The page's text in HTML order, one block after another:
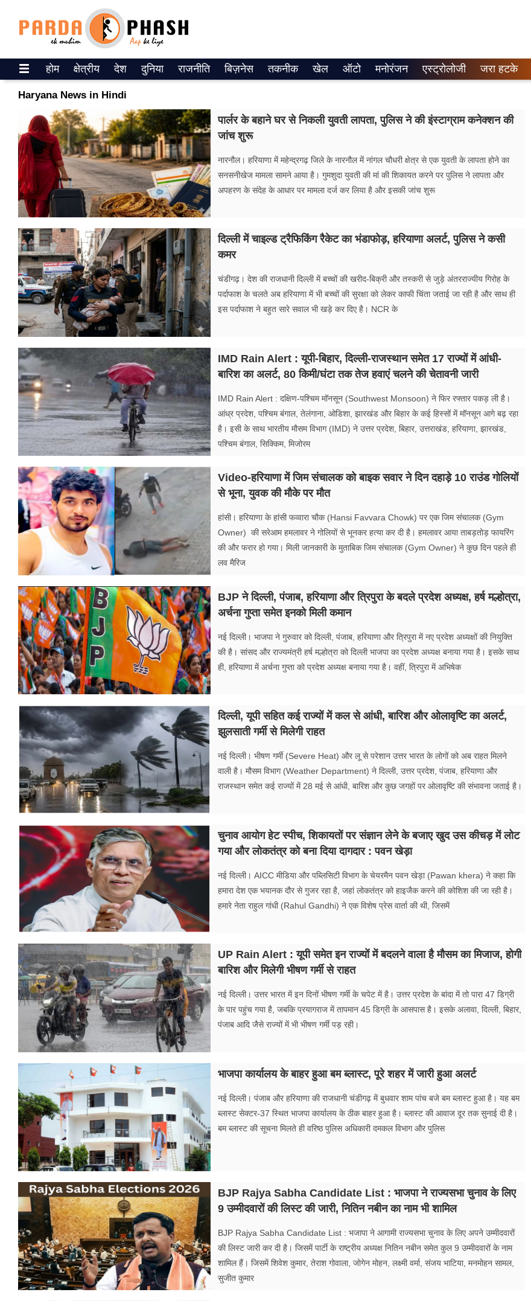
ePaper
वेब स्टोरीज
उत्तर प्रदेश
गैलरी
वीडियो
रिलेशनशिप
जीवन मंत्रा
फूड
सेहत
ब्‍यूटी
जॉब्स
शिक्षा
अन्य खबरें
होम क्षेत्रीय देश दुनिया राजनीति बिज़नेस तकनीक खेल ऑटो मनोरंजन एस्ट्रोलोजी जरा हटके
Haryana News in Hindi
पार्लर के बहाने घर से निकली युवती लापता, पुलिस ने की इंस्टाग्राम कनेक्शन की
जांच शुरू
नारनौल। हरियाणा में महेन्द्रगढ़ जिले के नारनौल में नांगल चौधरी क्षेत्र से एक युवती के लापता होने का
सनसनीखेज मामला सामने आया है। गुमशुदा युवती की मां की शिकायत करने पर पुलिस ने लापता और
अपहरण के संदेह के आधार पर मामला दर्ज कर लिया है और इसकी जांच शुरू
दिल्ली में चाइल्ड ट्रैफिकिंग रैकेट का भंडाफोड़, हरियाणा अलर्ट, पुलिस ने कसी
कमर
चंडीगढ़। देश की राजधानी दिल्ली में बच्चों की खरीद-बिक्री और तस्करी से जुड़े अंतरराज्यीय गिरोह के
पर्दाफाश के चलते अब हरियाणा में भी बच्चों की सुरक्षा को लेकर काफी चिंता जताई जा रही है और साथ ही
इस पर्दाफाश ने बहुत सारे सवाल भी खड़े कर दिए है। NCR के
IMD Rain Alert : यूपी-बिहार, दिल्ली-राजस्थान समेत 17 राज्यों में आंधी-
बारिश का अलर्ट, 80 किमी/घंटा तक तेज हवाएं चलने की चेतावनी जारी
IMD Rain Alert : दक्षिण-पश्चिम मॉनसून (Southwest Monsoon) ने फिर रफ्तार पकड़ ली है।
आंध्र प्रदेश, पश्चिम बंगाल, तेलंगाना, ओडिशा, झारखंड और बिहार के कई हिस्सों में मॉनसून आगे बढ़ रहा
है। इसी के साथ भारतीय मौसम विभाग (IMD) ने उत्तर प्रदेश, बिहार, उत्तराखंड, हरियाणा, झारखंड,
पश्चिम बंगाल, सिक्किम, मिजोरम
Video-हरियाणा में जिम संचालक को बाइक सवार ने दिन दहाड़े 10 राउंड गोलियों
से भूना, युवक की मौके पर मौत
हांसी। हरियाणा के हांसी फव्वारा चौक (Hansi Favvara Chowk) पर एक जिम संचालक (Gym
Owner) की सरेआम हमलावर ने गोलियों से भूनकर हत्या कर दी है। हमलावर आया ताबड़तोड़ फायरिंग
की और फरार हो गया। मिली जानकारी के मुताबिक जिम संचालक (Gym Owner) ने कुछ दिन पहले ही
लव मैरिज
BJP ने दिल्ली, पंजाब, हरियाणा और त्रिपुरा के बदले प्रदेश अध्यक्ष, हर्ष मल्होत्रा,
अर्चना गुप्ता समेत इनको मिली कमान
नई दिल्ली। भाजपा ने गुरुवार को दिल्ली, पंजाब, हरियाणा और त्रिपुरा में नए प्रदेश अध्यक्षों की नियुक्ति
की है। सांसद और राज्यमंत्री हर्ष मल्होत्रा को दिल्ली भाजपा का प्रदेश अध्यक्ष बनाया गया है। इसके साथ
ही, हरियाणा में अर्चना गुप्ता को प्रदेश अध्यक्ष बनाया गया है। वहीं, त्रिपुरा में अभिषेक
दिल्ली, यूपी सहित कई राज्यों में कल से आंधी, बारिश और ओलावृष्टि का अलर्ट,
झुलसाती गर्मी से मिलेगी राहत
नई दिल्ली। भीषण गर्मी (Severe Heat) और लू से परेशान उत्तर भारत के लोगों को अब राहत मिलने
वाली है। मौसम विभाग (Weather Department) ने दिल्ली, उत्तर प्रदेश, पंजाब, हरियाणा और
राजस्थान समेत कई राज्यों में 28 मई से आंधी, बारिश और कुछ जगहों पर ओलावृष्टि की संभावना जताई है।
चुनाव आयोग हेट स्पीच, शिकायतों पर संज्ञान लेने के बजाए खुद उस कीचड़ में लोट
गया और लोकतंत्र को बना दिया दागदार : पवन खेड़ा
नई दिल्ली। AICC मीडिया और पब्लिसिटी विभाग के चेयरमैन पवन खेड़ा (Pawan khera) ने कहा कि
हमारा देश एक भयानक दौर से गुजर रहा है, जहां लोकतंत्र को हाइजैक करने की कोशिश की जा रही है।
हमारे नेता राहुल गांधी (Rahul Gandhi) ने एक विशेष प्रेस वार्ता की थी, जिसमें
UP Rain Alert : यूपी समेत इन राज्यों में बदलने वाला है मौसम का मिजाज, होगी
बारिश और मिलेगी भीषण गर्मी से राहत
नई दिल्ली। उत्तर भारत में इन दिनों भीषण गर्मी के चपेट में है। उत्तर प्रदेश के बांदा में तो पारा 47 डिग्री
के पार पहुंच गया है, जबकि प्रयागराज में तापमान 45 डिग्री के आसपास है। इसके अलावा, दिल्ली, बिहार,
पंजाब आदि जैसे राज्यों में भी भीषण गर्मी पड़ रही।
भाजपा कार्यालय के बाहर हुआ बम ब्लास्ट, पूरे शहर में जारी हुआ अलर्ट
नई दिल्ली। पंजाब और हरियाणा की राजधानी चंडीगढ़ में बुधवार शाम पांच बजे बम ब्लास्ट हुआ है। यह बम
ब्लास्ट सेक्टर-37 स्थित भाजपा कार्यालय के ठीक बाहर हुआ है। ब्लास्ट की आवाज दूर तक सुनाई दी है।
बम ब्लास्ट की सूचना मिलते ही वरिष्ठ पुलिस अधिकारी दमकल विभाग और पुलिस
BJP Rajya Sabha Candidate List : भाजपा ने राज्यसभा चुनाव के लिए
9 उम्मीदवारों की लिस्ट की जारी, नितिन नबीन का नाम भी शामिल
BJP Rajya Sabha Candidate List : भजापा ने आगामी राज्यसभा चुनाव के लिए अपने उम्मीदवारों
की लिस्ट जारी कर दी है। जिसमें पार्टी के राष्ट्रीय अध्यक्ष नितिन नबीन समेत कुल 9 उम्मीदवारों के नाम
शामिल हैं। जिसमें शिवेश कुमार, तेराश गोवाला, जोगेन मोहन, लक्ष्मी वर्मा, संजय भाटिया, मनमोहन सामल,
सुजीत कुमार